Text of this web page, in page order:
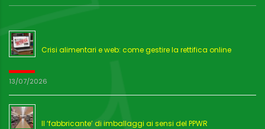
Crisi alimentari e web: come gestire la rettifica online
13/07/2026
Il ‘fabbricante’ di imballaggi ai sensi del PPWR